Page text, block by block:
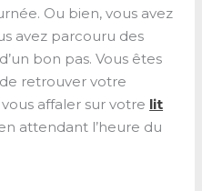
Ou bien, vous avez
avez parcouru des
bon pas. Vous êtes
retrouver votre
affaler sur votre lit
attendant l’heure du